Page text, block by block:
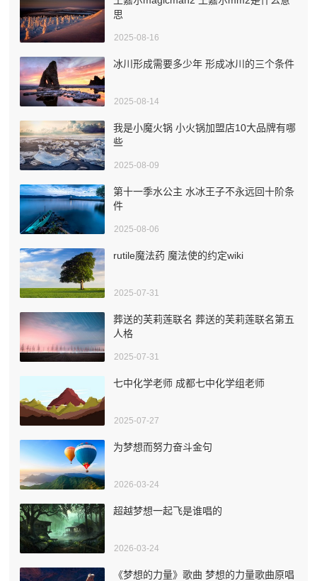
思
2025-08-16
冰川形成需要多少年 形成冰川的三个条件
2025-08-14
我是小魔火锅 小火锅加盟店10大品牌有哪
些
2025-08-09
第十一季水公主 水冰王子不永远回十阶条
件
2025-08-06
rutile魔法药 魔法使的约定wiki
2025-07-31
葬送的芙莉莲联名 葬送的芙莉莲联名第五
人格
2025-07-31
七中化学老师 成都七中化学组老师
2025-07-27
为梦想而努力奋斗金句
2026-03-24
超越梦想一起飞是谁唱的
2026-03-24
《梦想的力量》歌曲 梦想的力量歌曲原唱